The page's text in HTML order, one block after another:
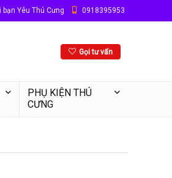
bạn Yêu Thú Cưng 0918395953
Gọi tư vấn
PHỤ KIỆN THÚ
CƯNG